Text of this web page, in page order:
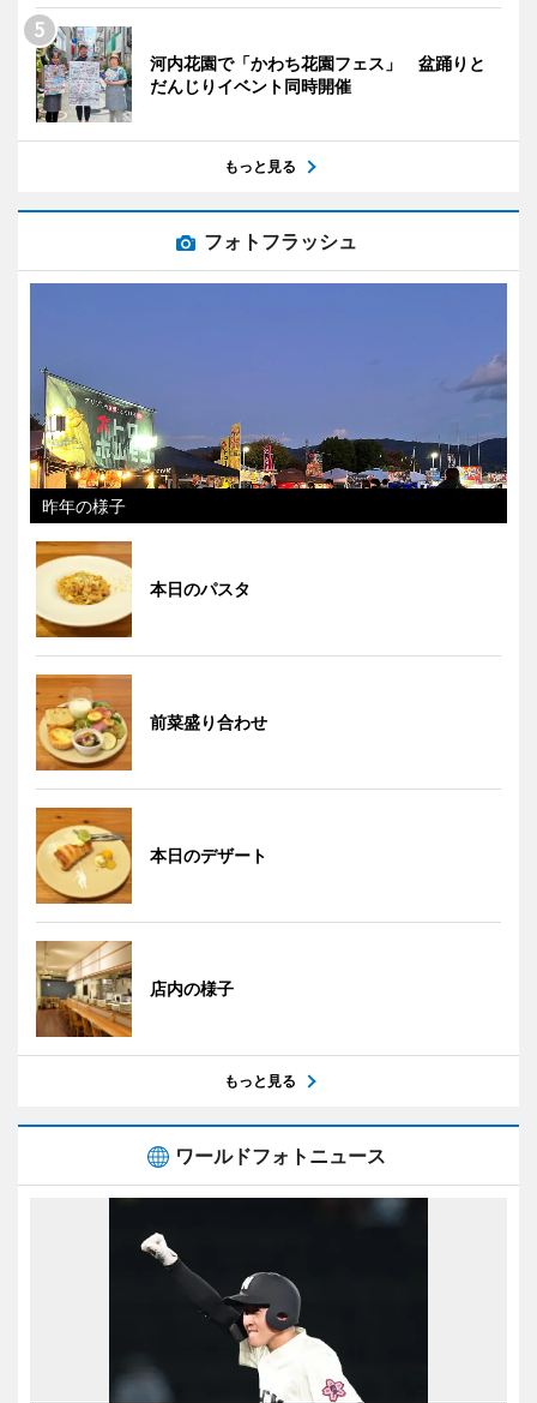
河内花園で「かわち花園フェス」 盆踊りと
だんじりイベント同時開催
もっと見る
フォトフラッシュ
昨年の様子
本日のパスタ
前菜盛り合わせ
本日のデザート
店内の様子
もっと見る
ワールドフォトニュース